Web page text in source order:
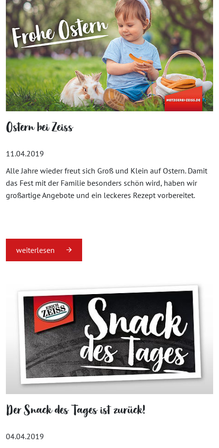
Ostern bei Zeiss
11.04.2019
Alle Jahre wieder freut sich Groß und Klein auf Ostern. Damit
das Fest mit der Familie besonders schön wird, haben wir
großartige Angebote und ein leckeres Rezept vorbereitet.
weiterlesen
Der Snack des Tages ist zurück!
04.04.2019